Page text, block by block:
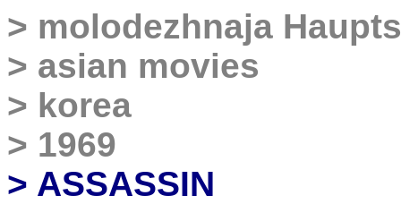
> molodezhnaja
> asian movies
> korea
> 1969
> ASSASSIN